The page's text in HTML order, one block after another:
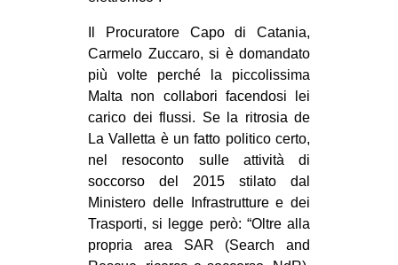
Il Procuratore Capo di Catania,
Carmelo Zuccaro, si è domandato
più volte perché la piccolissima
Malta non collabori facendosi lei
carico dei flussi. Se la ritrosia de
La Valletta è un fatto politico certo,
nel resoconto sulle attività di
soccorso del 2015 stilato dal
Ministero delle Infrastrutture e dei
Trasporti, si legge però: “Oltre alla
propria area SAR (Search and